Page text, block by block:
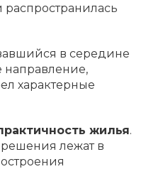
в середине
направление,
характерные
жилья.
лежат в